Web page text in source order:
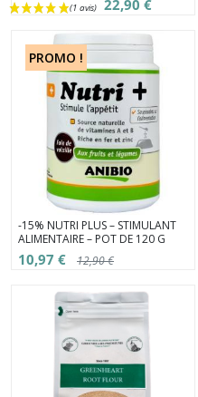
22,90 €
PROMO !
-15% NUTRI PLUS – STIMULANT
ALIMENTAIRE – POT DE 120 G
10,97 € 12,90 €